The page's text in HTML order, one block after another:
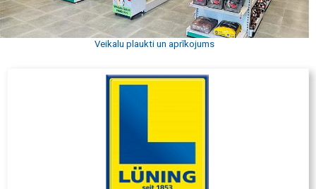
Veikalu plaukti un aprīkojums